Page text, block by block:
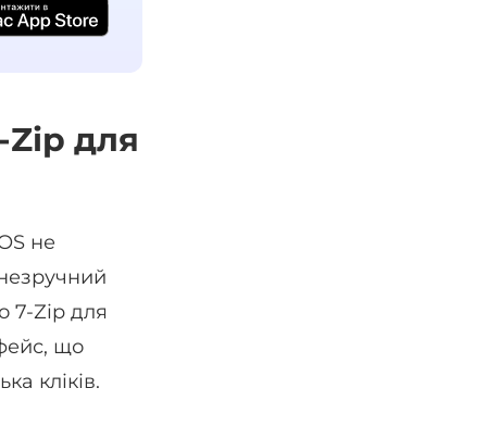
Zip для
не
7-Zip для
що
кліків.